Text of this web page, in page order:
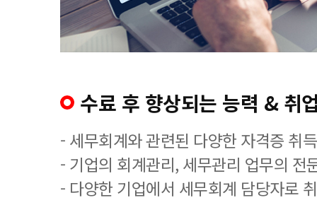
수료 후 향상되는 능력 & 취
- 세무회계와 관련된 다양한 자격증 취
- 기업의 회계관리, 세무관리 업무의 전
- 다양한 기업에서 세무회계 담당자로